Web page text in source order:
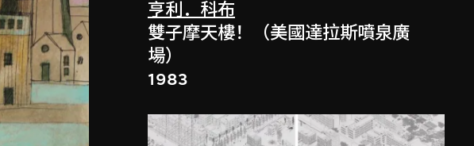
亨利．科布
雙子摩天樓！（美國達拉斯噴泉廣
場）
1983